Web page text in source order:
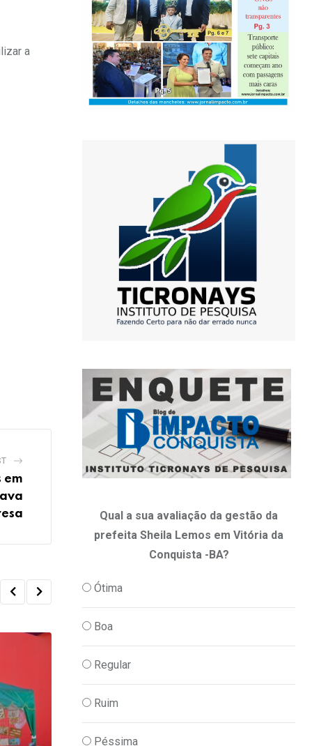
a
em
Qual a sua avaliação da gestão da
prefeita Sheila Lemos em Vitória da
Conquista -BA?
Ótima
Boa
Regular
Ruim
Péssima